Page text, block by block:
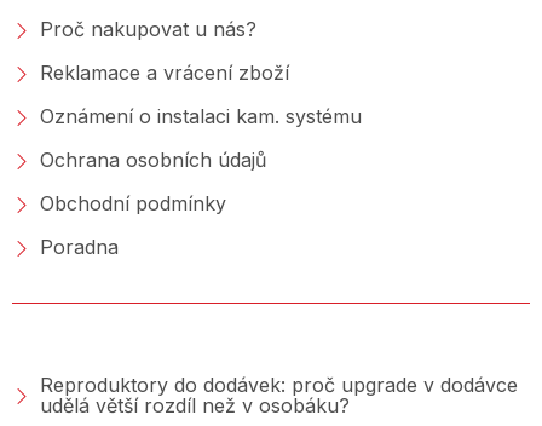
Proč nakupovat u nás?
Reklamace a vrácení zboží
Oznámení o instalaci kam. systému
Ochrana osobních údajů
Obchodní podmínky
Poradna
Reproduktory do dodávek: proč upgrade v dodávce
udělá větší rozdíl než v osobáku?